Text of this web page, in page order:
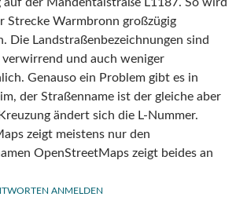
Strecke Warmbronn großzügig
Die Landstraßenbezeichnungen sind
und auch weniger
Genauso ein Problem gibt es in
der Straßenname ist der gleiche aber
ändert sich die L-Nummer.
zeigt meistens nur den
OpenStreetMaps zeigt beides an
ANMELDEN